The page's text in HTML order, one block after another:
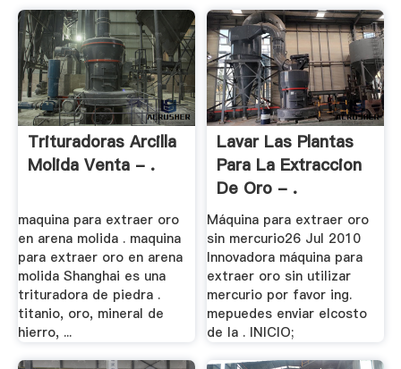
Trituradoras Arcilla
Molida Venta - .
maquina para extraer oro
en arena molida . maquina
para extraer oro en arena
molida Shanghai es una
trituradora de piedra .
titanio, oro, mineral de
hierro, ...
Lavar Las Plantas
Para La Extraccion
De Oro - .
Máquina para extraer oro
sin mercurio26 Jul 2010
Innovadora máquina para
extraer oro sin utilizar
mercurio por favor ing.
mepuedes enviar elcosto
de la . INICIO;